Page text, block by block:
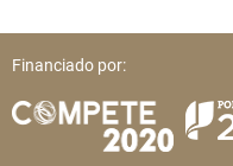
Financiado por: